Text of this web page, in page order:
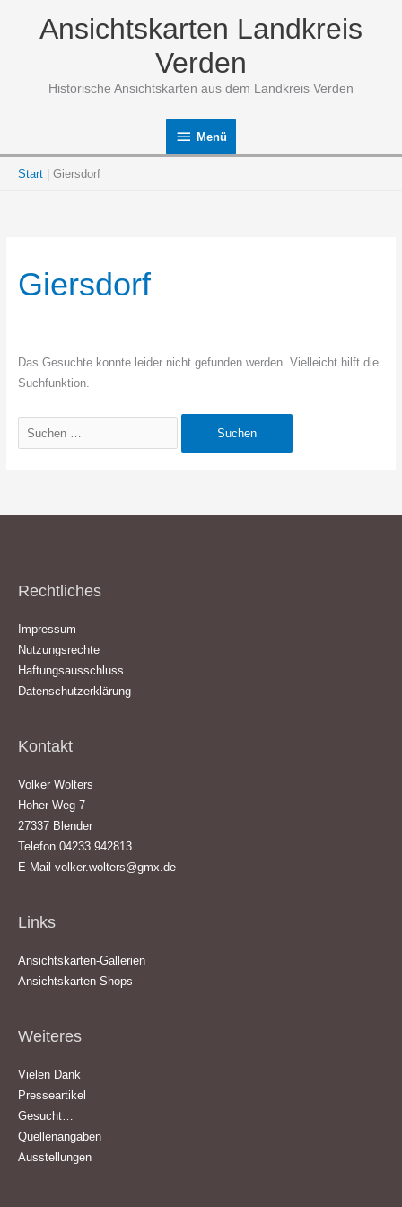
Ansichtskarten Landkreis
Verden
Historische Ansichtskarten aus dem Landkreis Verden
Menü
Menü
Start Giersdorf
Giersdorf
Das Gesuchte konnte leider nicht gefunden werden. Vielleicht hilft die
Suchfunktion.
Rechtliches
Impressum
Nutzungsrechte
Haftungsausschluss
Datenschutzerklärung
Kontakt
Volker Wolters
Hoher Weg 7
27337 Blender
Telefon 04233 942813
E-Mail volker.wolters@gmx.de
Links
Ansichtskarten-Gallerien
Ansichtskarten-Shops
Weiteres
Vielen Dank
Presseartikel
Gesucht…
Quellenangaben
Ausstellungen